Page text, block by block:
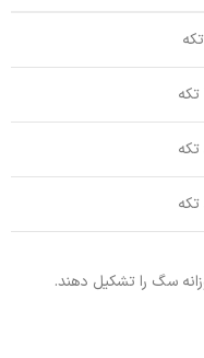
از ۱۰٪ از کالری روزانه سگ را تشکیل دهند.